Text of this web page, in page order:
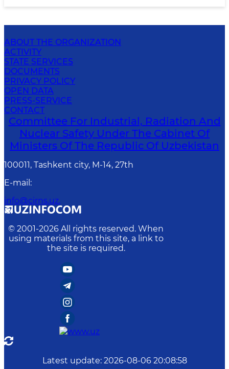
ABOUT THE ORGANIZATION
ACTIVITY
STATE SERVICES
DOCUMENTS
PRIVACY POLICY
OPEN DATA
PRESS-SERVICE
CONTACT
Committee For Industrial, Radiation And
Nuclear Safety Under The Cabinet Of
Ministers Of The Republic Of Uzbekistan
100011, Tashkent сity, M-14, 27th
E-mail :
info@cirns.uz.
© 2001-2026 All rights reserved. When
using materials from this site, a link to
the site is required.
Latest update: 2026-08-06 20:08:58